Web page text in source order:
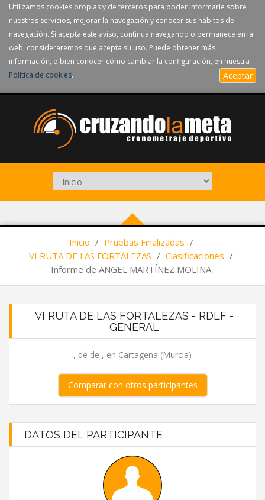
Utilizamos cookies propias y de terceros para poder informarle sobre
nuestros servicios, mejorar la navegación y conocer sus hábitos de
navegación. Si acepta este aviso, continúa navegando o permanece en la
web, consideraremos que acepta su uso. Puede obtener más
información, o bien conocer cómo cambiar la configuración, en nuestra
Política de cookies. Aceptar
Inicio / Pruebas Finalizadas /
VI RUTA DE LAS FORTALEZAS / Clasificaciones /
Informe de ANGEL MARTÍNEZ MOLINA
VI RUTA DE LAS FORTALEZAS - RDLF -
GENERAL
, de de , en Cartagena (Murcia)
Comparar con otros participantes
DATOS DEL PARTICIPANTE